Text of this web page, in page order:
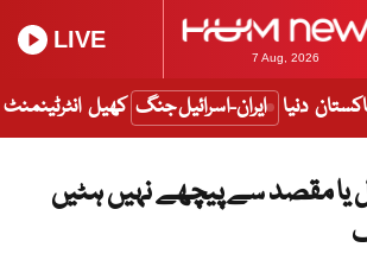
7 Aug, 2026
LIVE
دنیا ایران-اسرائیل جنگ کھیل انٹرٹینمنٹ
یا مقصد سے پیچھے نہیں ہٹیں